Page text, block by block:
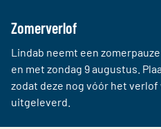
Zomerverlof
Lindab neemt een
en met zondag 9 augustus.
zodat deze nog vóór het
uitgeleverd.